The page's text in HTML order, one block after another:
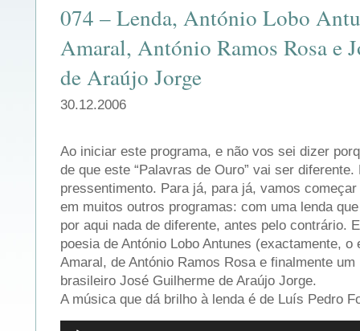
074 – Lenda, António Lobo
Amaral, António Ramos Rosa e
de Araújo Jorge
30.12.2006
Ao iniciar este programa, e não vos sei dizer
de que este “Palavras de Ouro” vai ser diferente.
pressentimento. Para já, para já, vamos
em muitos outros programas: com uma lenda
por aqui nada de diferente, antes pelo contrário.
poesia de António Lobo Antunes (exactamente,
Amaral, de António Ramos Rosa e finalmente um
brasileiro José Guilherme de Araújo Jorge.
A música que dá brilho à lenda é de Luís Pedro
Reprodutor